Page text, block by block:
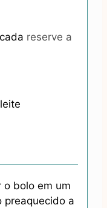
reserve a
o bolo em um
preaquecido a